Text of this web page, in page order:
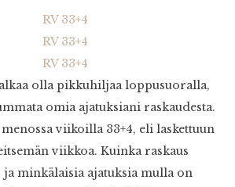
olla pikkuhiljaa loppusuoralla,
omia ajatuksiani raskaudesta.
viikoilla 33+4, eli laskettuun
viikkoa. Kuinka raskaus
ja minkälaisia ajatuksia mulla on